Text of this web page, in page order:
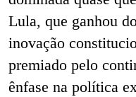
Lula, que ganhou
inovação
premiado pelo
ênfase na política